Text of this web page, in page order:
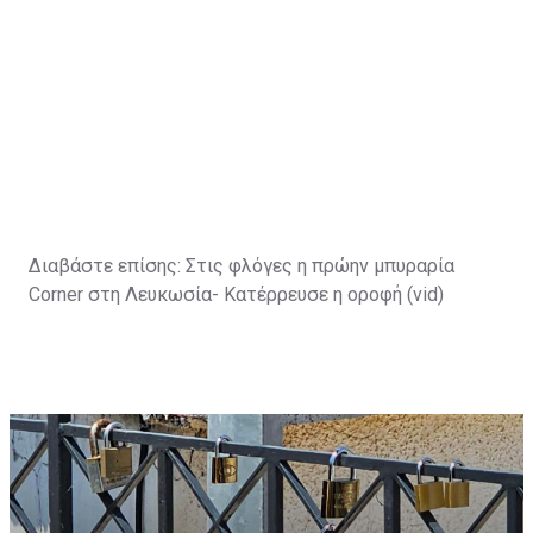
Διαβάστε επίσης: Στις φλόγες η πρώην μπυραρία
Corner στη Λευκωσία- Κατέρρευσε η οροφή (vid)